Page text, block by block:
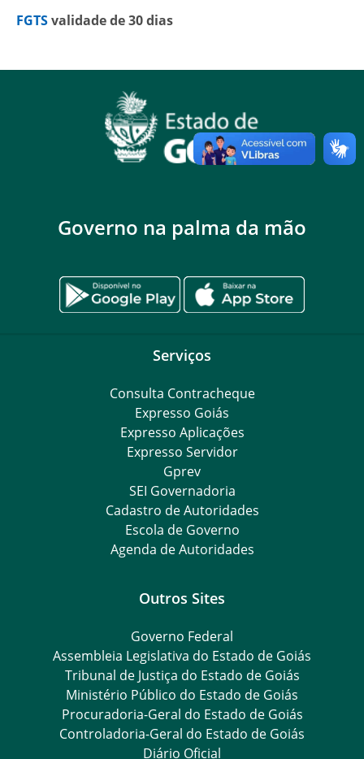
FGTSvalidade de 30 dias
Governo na palma da mão
Serviços
Consulta Contracheque
Expresso Goiás
Expresso Aplicações
Expresso Servidor
Gprev
SEI Governadoria
Cadastro de Autoridades
Escola de Governo
Agenda de Autoridades
Outros Sites
Governo Federal
Assembleia Legislativa do Estado de Goiás
Tribunal de Justiça do Estado de Goiás
Ministério Público do Estado de Goiás
Procuradoria-Geral do Estado de Goiás
Controladoria-Geral do Estado de Goiás
Diário Oficial